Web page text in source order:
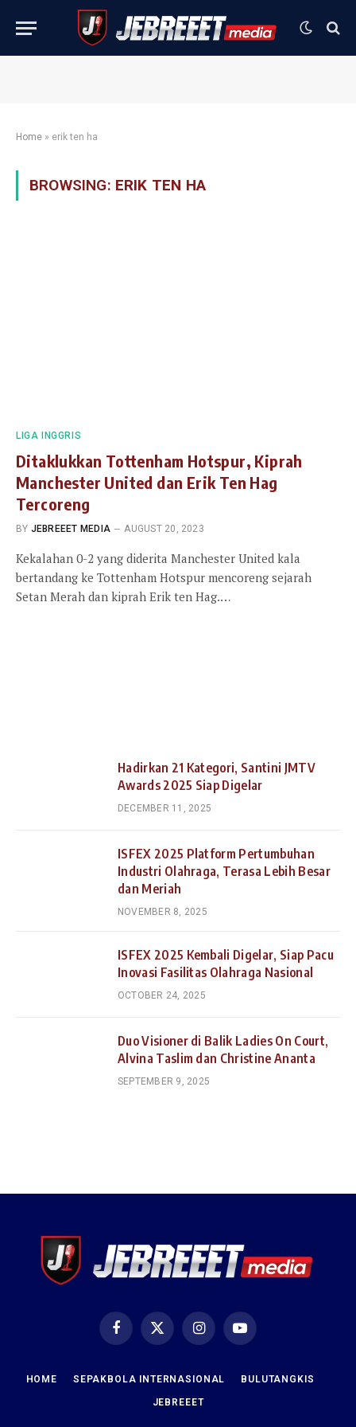
Home » erik ten ha
BROWSING: ERIK TEN HA
LIGA INGGRIS
Ditaklukkan Tottenham Hotspur, Kiprah
Manchester United dan Erik Ten Hag
Tercoreng
BY JEBREEET MEDIA AUGUST 20, 2023
Kekalahan 0-2 yang diderita Manchester United kala
bertandang ke Tottenham Hotspur mencoreng sejarah
Setan Merah dan kiprah Erik ten Hag.…
Hadirkan 21 Kategori, Santini JMTV
Awards 2025 Siap Digelar
DECEMBER 11, 2025
ISFEX 2025 Platform Pertumbuhan
Industri Olahraga, Terasa Lebih Besar
dan Meriah
NOVEMBER 8, 2025
ISFEX 2025 Kembali Digelar, Siap Pacu
Inovasi Fasilitas Olahraga Nasional
OCTOBER 24, 2025
Duo Visioner di Balik Ladies On Court,
Alvina Taslim dan Christine Ananta
SEPTEMBER 9, 2025
FacebookX
(Twitter)
InstagramYouTube
HOME SEPAKBOLA INTERNASIONAL BULUTANGKIS
JEBREEET